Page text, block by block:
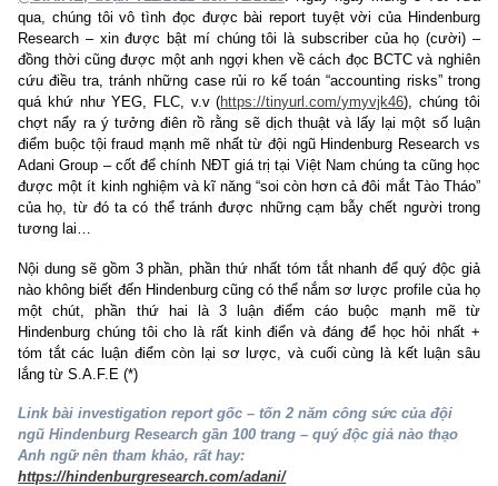
https://newslettervietnam.com/an-pham-dau-tu-gia-tri-65/
Đặt mua ấn phẩm đầu tư giá trị đầu tiên và duy nhất tại Việt
TGN:https://newslettervietnam.com/dat-mua-an-pham-dau-tu/
@S.A.F.E, đoạn T12/2022 đến T1/2023: Ngay ngày mùng 5
qua, chúng tôi vô tình đọc được bài report tuyệt vời của
Research – xin được bật mí chúng tôi là subscriber của họ
đồng thời cũng được một anh ngợi khen về cách đọc BCTC và
cứu điều tra, tránh những case rủi ro kế toán “accounting risks”
quá khứ như YEG, FLC, v.v (https://tinyurl.com/ymyvjk46),
chợt nẩy ra ý tưởng điên rồ rằng sẽ dịch thuật và lấy lại một
Adani Group – cốt để chính NĐT giá trị tại Việt Nam chúng ta
được một ít kinh nghiệm và kĩ năng “soi còn hơn cả đôi mắt Tào
của họ, từ đó ta có thể tránh được những cạm bẫy chết người
tương lai…
nào không biết đến Hindenburg cũng có thể nắm sơ lược profile
một chút, phần thứ hai là 3 luận điểm cáo buộc mạnh
Hindenburg chúng tôi cho là rất kinh điển và đáng để học hỏi